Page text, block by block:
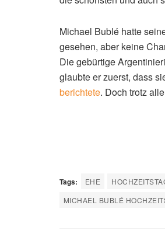
Michael Bublé hatte
gesehen, aber keine
Die gebürtige
glaubte er zuerst, dass
berichtete. Doch trotz
Tags: EHE
MICHAEL BUBLÉ